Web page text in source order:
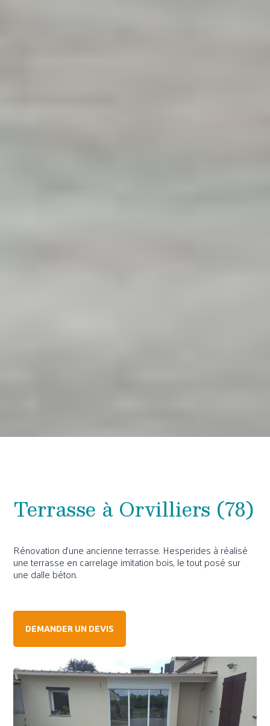
Terrasse à Orvilliers (78)
Rénovation d'une ancienne terrasse. Hesperides à réalisé
une terrasse en carrelage imitation bois, le tout posé sur
une dalle béton.
DEMANDER UN DEVIS